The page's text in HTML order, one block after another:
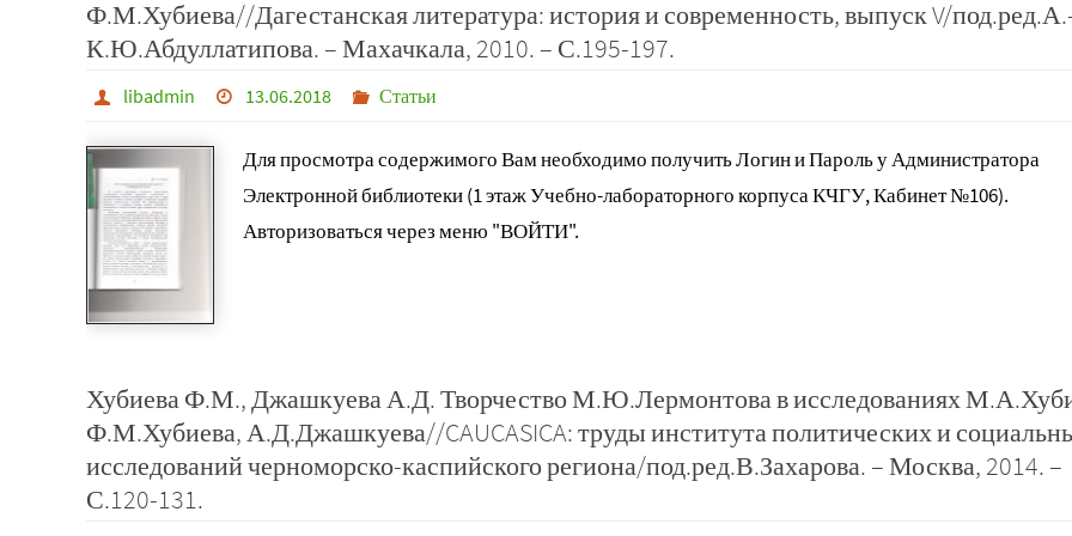
Ф.М.Хубиева//Дагестанская литература: история и современность, выпуск V/
К.Ю.Абдуллатипова. – Махачкала, 2010. – С.195-197.
libadmin 13.06.2018 Статьи
Для просмотра содержимого Вам необходимо получить Логин и Пароль у Администратора
Электронной библиотеки (1 этаж Учебно-лабораторного корпуса КЧГУ, Кабинет №106).
Авторизоваться через меню "ВОЙТИ".
Хубиева Ф.М., Джашкуева А.Д. Творчество М.Ю.Лермонтова в исследованиях
Ф.М.Хубиева, А.Д.Джашкуева//CAUCASICA: труды института политических и
исследований черноморско-каспийского региона/под.ред.В.Захарова. – Москва, 2014. –
С.120-131.